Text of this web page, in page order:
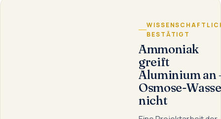
BESTÄTIGT
Ammoniak
greift
Aluminium an
Osmose-
nicht